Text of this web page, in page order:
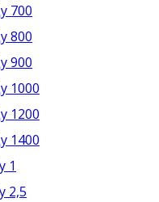
700
800
900
1000
1200
1400
1
2,5